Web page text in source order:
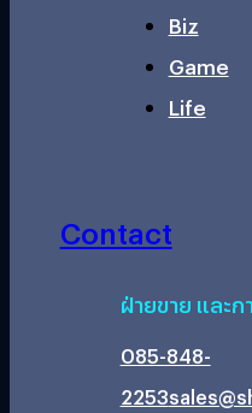
Biz
Game
Life
Contact
ฝ่ายขาย และก
085-848-
2253